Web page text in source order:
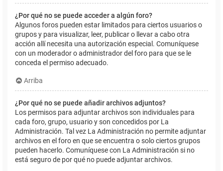
¿Por qué no se puede acceder a algún foro?
Algunos foros pueden estar limitados para ciertos usuarios o
grupos y para visualizar, leer, publicar o llevar a cabo otra
acción allí necesita una autorización especial. Comuníquese
con un moderador o administrador del foro para que se le
conceda el permiso adecuado.
Arriba
¿Por qué no se puede añadir archivos adjuntos?
Los permisos para adjuntar archivos son individuales para
cada foro, grupo, usuario y son concedidos por La
Administración. Tal vez La Administración no permite adjuntar
archivos en el foro en que se encuentra o solo ciertos grupos
pueden hacerlo. Comuníquese con La Administración si no
está seguro de por qué no puede adjuntar archivos.